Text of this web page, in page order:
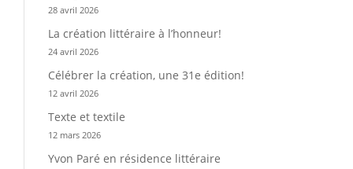
28 avril 2026
La création littéraire à l’honneur!
24 avril 2026
Célébrer la création, une 31e édition!
12 avril 2026
Texte et textile
12 mars 2026
Yvon Paré en résidence littéraire